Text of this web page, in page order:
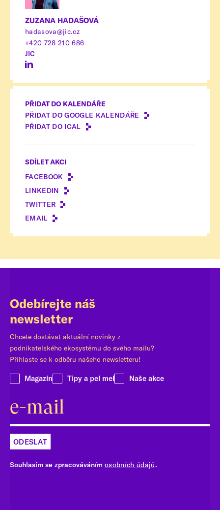
ZUZANA HADAŠOVÁ
hadasova@jic.cz
+420 728 210 686
JIC
PŘIDAT DO KALENDÁŘE
PŘIDAT DO GOOGLE KALENDÁŘE
PŘIDAT DO ICAL
SDÍLET AKCI
FACEBOOK
LINKEDIN
TWITTER
EMAIL
Odebírejte náš
newsletter
Chcete dostávat aktuální novinky z
podnikatelského ekosystému do svého mailu?
Přihlaste se k odběru našeho newsletteru!
Magazín Tipy a pel mel Naše akce
ODESLAT
Souhlasím se zpracováváním osobních údajů.